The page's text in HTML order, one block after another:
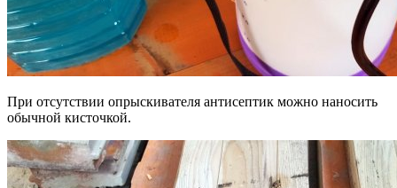
При отсутствии опрыскивателя антисептик можно наносить
обычной кисточкой.